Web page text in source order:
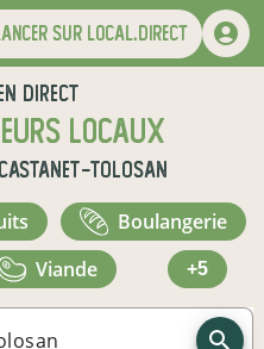
sur local.direct
direct
locaux
Castanet-Tolosan
boulangerie
viande +5